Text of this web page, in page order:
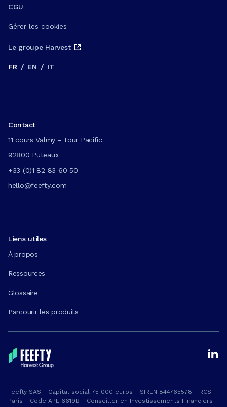
CGU
Gérer les cookies
Le groupe Harvest
FR / EN / IT
Contact
11 cours Valmy - Tour Pacific
92800 Puteaux
+33 (0)1 82 83 60 50
hello@feefty.com
Liens utiles
À propos
Ressources
Glossaire
Parcourir les produits
Feefty SAS - Capital social 75 000 euros - SIREN 844765578 - RCS
Paris - Code APE 6619B - Conseiller en Investissements Financiers -